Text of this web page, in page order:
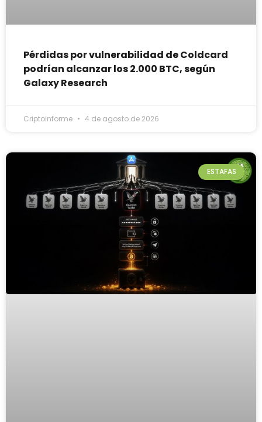
Pérdidas por vulnerabilidad de Coldcard
podrían alcanzar los 2.000 BTC, según
Galaxy Research
Criptoinforme 4 de agosto de 2026
ESTAFAS